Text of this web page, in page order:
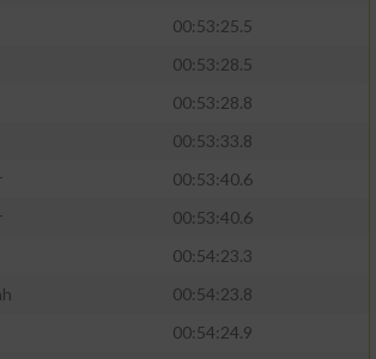
00:53:25.5
00:53:28.5
00:53:28.8
00:53:33.8
00:53:40.6
00:53:40.6
00:54:23.3
00:54:23.8
00:54:24.9
Profilen zur Auswahl
Inhalte
durch Statistiken